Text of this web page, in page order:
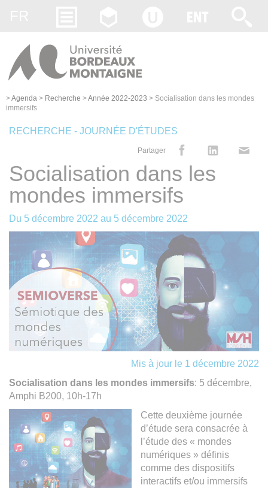
>Agenda > Recherche >Année 2022-2023 > Socialisation dans les mondes
immersifs
RECHERCHE - JOURNÉE D'ÉTUDES
Partager
Socialisation dans les
mondes immersifs
Du 5 décembre 2022 au 5 décembre 2022
Mis à jour le 1 décembre 2022
Socialisation dans les mondes immersifs: 5 décembre,
Amphi B200, 10h-17h
Cette deuxième journée
d’étude sera consacrée à
l’étude des « mondes
numériques » définis
comme des dispositifs
interactifs et/ou immersifs